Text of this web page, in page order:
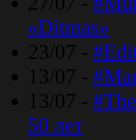
«Ditmas»
23/07 -
13/07 -
13/07 -
50 лет